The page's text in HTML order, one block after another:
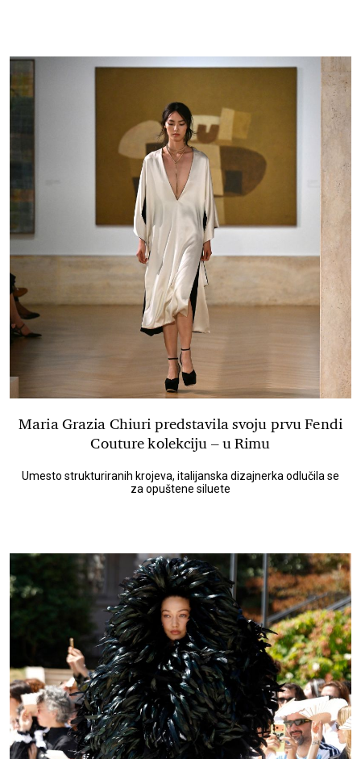
Maria Grazia Chiuri predstavila svoju prvu Fendi
Couture kolekciju – u Rimu
Umesto strukturiranih krojeva, italijanska dizajnerka odlučila se
za opuštene siluete